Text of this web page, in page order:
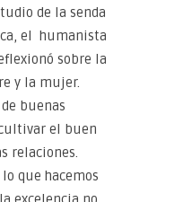
de la senda
el humanista
sobre la
y la mujer.
buenas
el buen
relaciones.
que hacemos